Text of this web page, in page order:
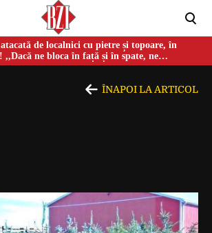
de localnici cu pietre și topoare, în
,,Dacă ne bloca în față și în spate, ne
ÎNAPOI LA ARTICOL